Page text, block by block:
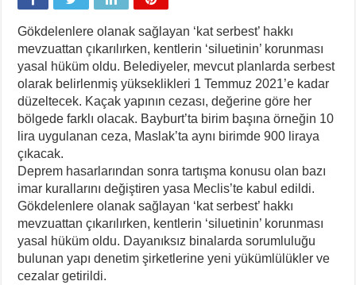
Gökdelenlere olanak sağlayan ‘kat serbest’ hakkı
mevzuattan çıkarılırken, kentlerin ‘siluetinin’ korunması
yasal hüküm oldu. Belediyeler, mevcut planlarda serbest
olarak belirlenmiş yükseklikleri 1 Temmuz 2021’e kadar
düzeltecek. Kaçak yapının cezası, değerine göre her
bölgede farklı olacak. Bayburt’ta birim başına örneğin 10
lira uygulanan ceza, Maslak’ta aynı birimde 900 liraya
çıkacak.
Deprem hasarlarından sonra tartışma konusu olan bazı
imar kurallarını değiştiren yasa Meclis’te kabul edildi.
Gökdelenlere olanak sağlayan ‘kat serbest’ hakkı
mevzuattan çıkarılırken, kentlerin ‘siluetinin’ korunması
yasal hüküm oldu. Dayanıksız binalarda sorumluluğu
bulunan yapı denetim şirketlerine yeni yükümlülükler ve
cezalar getirildi.